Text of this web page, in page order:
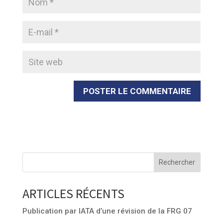
Rechercher
ARTICLES RÉCENTS
Publication par IATA d’une révision de la FRG 07